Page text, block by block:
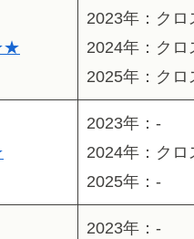
2023年：クロ
2024年：クロ
2025年：クロ
2023年：-
2024年：クロ
2025年：-
2023年：-